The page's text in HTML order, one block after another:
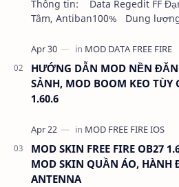
Thông tin: Data Regedit FF
Tâm, Antiban100% Dung lượng: 5MB Chức năng: -
HƯỚNG DẪN MOD NỀN
SẢNH, MOD BOOM KEO TÙY
1.60.6
MOD SKIN FREE FIRE OB27
MOD SKIN QUẦN ÁO, HÀNH
ANTENNA